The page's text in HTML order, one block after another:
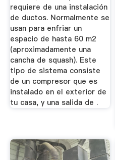
requiere de una instalación
de ductos. Normalmente se
usan para enfriar un
espacio de hasta 60 m2
(aproximadamente una
cancha de squash). Este
tipo de sistema consiste
de un compresor que es
instalado en el exterior de
tu casa, y una salida de .